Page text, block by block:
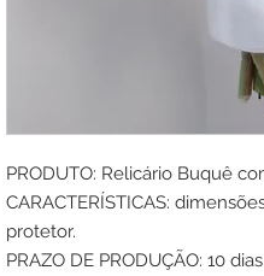
PRODUTO: Relicário Buquê
CARACTERÍSTICAS:
protetor.
PRAZO DE PRODUÇÃO: 10